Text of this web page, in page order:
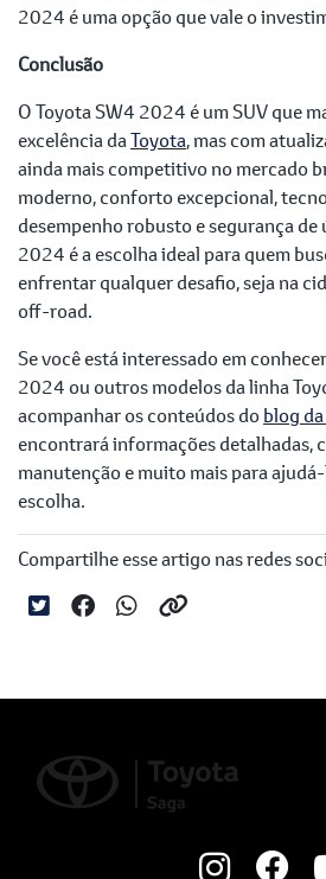
2024 é uma opção que vale o
Conclusão
O Toyota SW4 2024 é um SUV que
excelência daToyota, mas com
ainda mais competitivo no mercado
moderno, conforto excepcional,
desempenho robusto e segurança de
2024 é a escolha ideal para quem
enfrentar qualquer desafio, seja na
off-road.
Se você está interessado em
2024 ou outros modelos da linha
acompanhar os conteúdos do blog
encontrará informações detalhadas,
manutenção e muito mais para
escolha.
Compartilhe esse artigo nas redes